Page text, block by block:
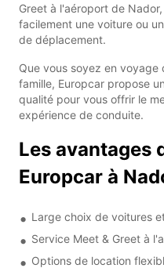
Greet à l'aéroport de
facilement une voiture ou
de déplacement.
Que vous soyez en
famille, Europcar propose
qualité pour vous offrir le
expérience de conduite.
Les avantages
Europcar à
Large choix de voitures
Service Meet & Greet à
Options de location